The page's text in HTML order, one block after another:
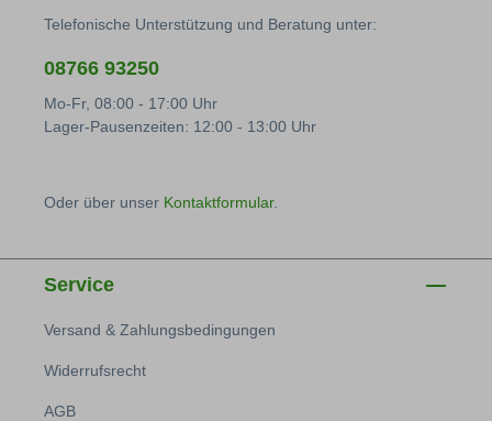
Telefonische Unterstützung und Beratung unter:
08766 93250
Mo-Fr, 08:00 - 17:00 Uhr
Lager-Pausenzeiten: 12:00 - 13:00 Uhr
Oder über unser Kontaktformular.
Service
Versand & Zahlungsbedingungen
Widerrufsrecht
AGB